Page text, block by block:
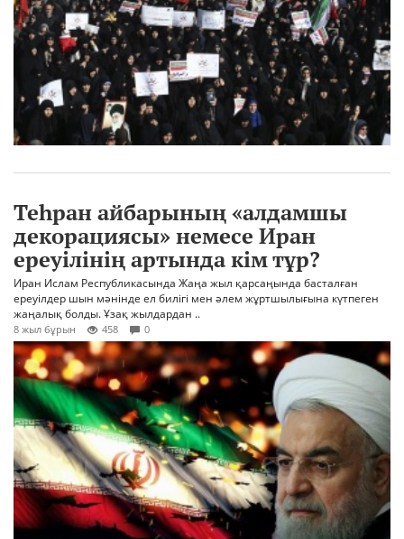
Теһран айбарының «алдамшы
декорациясы» немесе Иран
ереуілінің артында кім тұр?
Иран Ислам Республикасында Жаңа жыл қарсаңында басталған
ереуілдер шын мәнінде ел билігі мен әлем жұртшылығына күтпеген
жаңалық болды. Ұзақ жылдардан ..
8 жыл бұрын 458 0